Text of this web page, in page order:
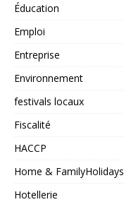
Éducation
Emploi
Entreprise
Environnement
festivals locaux
Fiscalité
HACCP
Home & FamilyHolidays
Hotellerie